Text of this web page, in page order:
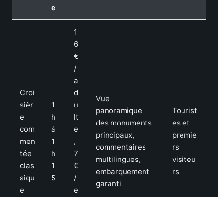
e
Croi
sièr
e
com
men
tée
clas
siqu
e
1
h
à
1
h
1
5
1
6
€
/
a
d
u
lt
e
,
7
€
/
e
Vue
panoramique
des monuments
principaux,
commentaires
multilingues,
embarquement
garanti
Tourist
es et
premie
rs
visiteu
rs